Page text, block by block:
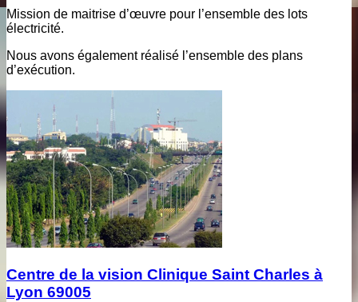
Mission de maitrise d’œuvre pour l’ensemble des lots
électricité.
Nous avons également réalisé l’ensemble des plans
d’exécution.
Centre de la vision Clinique Saint Charles à
Lyon 69005